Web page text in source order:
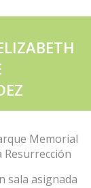
Memorial
Resurrección
sala asignada